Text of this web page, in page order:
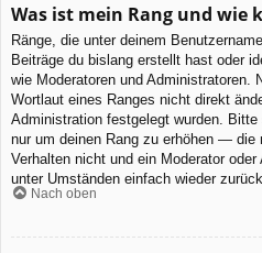
Was ist mein Rang und wie
Ränge, die unter deinem
Beiträge du bislang erstellt hast oder
wie Moderatoren und Administratoren.
Wortlaut eines Ranges nicht direkt
Administration festgelegt wurden.
nur um deinen Rang zu erhöhen — die
Verhalten nicht und ein Moderator
unter Umständen einfach wieder
Nach oben